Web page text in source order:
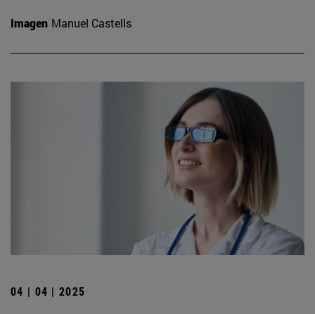
Imagen Manuel Castells
04 | 04 | 2025